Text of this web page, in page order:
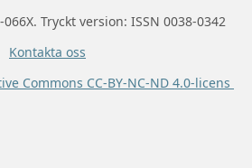
Tryckt version: ISSN 0038-0342
Kontakta oss
Commons CC-BY-NC-ND 4.0-licens